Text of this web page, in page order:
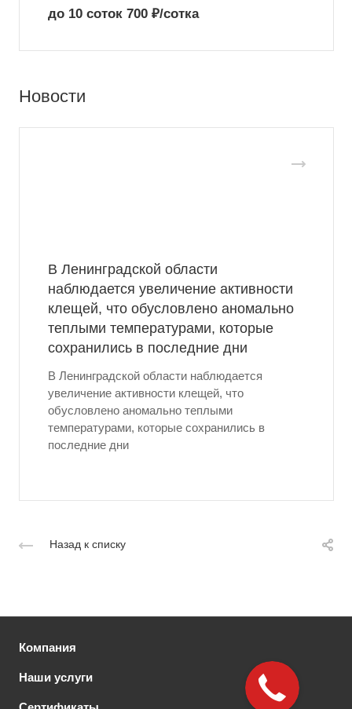
до 10 соток 700 ₽/сотка
Новости
В Ленинградской области
наблюдается увеличение активности
клещей, что обусловлено аномально
теплыми температурами, которые
сохранились в последние дни
В Ленинградской области наблюдается
увеличение активности клещей, что
обусловлено аномально теплыми
температурами, которые сохранились в
последние дни
Назад к списку
Компания
Наши услуги